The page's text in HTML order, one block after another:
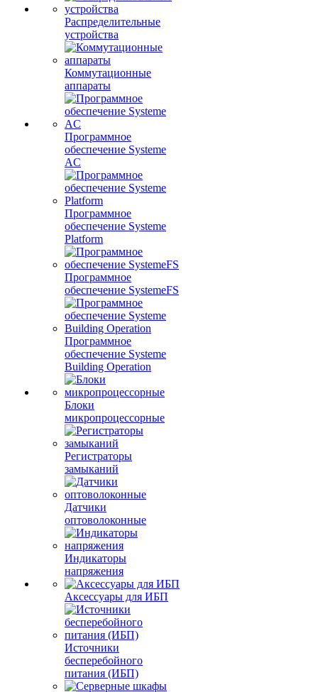
Распределительные
устройства
Коммутационные
аппараты
Программное
обеспечение Systeme
AC
Программное
обеспечение Systeme
Platform
Программное
обеспечение SystemeFS
Программное
обеспечение Systeme
Building Operation
Блоки
микропроцессорные
Регистраторы
замыканий
Датчики
оптоволоконные
Индикаторы
напряжения
Аксессуары для ИБП
Источники
бесперебойного
питания (ИБП)